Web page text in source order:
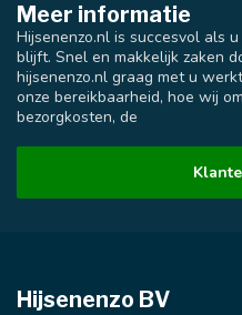
Meer informatie
Hijsenenzo.nl is succesvol als
blijft. Snel en makkelijk zaken
hijsenenzo.nl graag met u
onze bereikbaarheid, hoe wij
bezorgkosten, de
Hijsenenzo BV